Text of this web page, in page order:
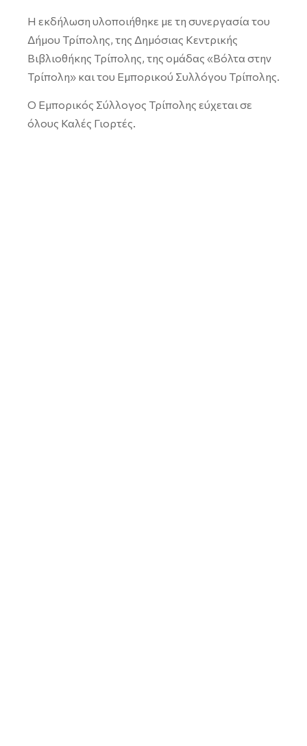
Η εκδήλωση υλοποιήθηκε με τη συνεργασία του
Δήμου Τρίπολης, της Δημόσιας Κεντρικής
Βιβλιοθήκης Τρίπολης, της ομάδας «Βόλτα στην
Τρίπολη» και του Εμπορικού Συλλόγου Τρίπολης.
Ο Εμπορικός Σύλλογος Τρίπολης εύχεται σε
όλους Καλές Γιορτές.